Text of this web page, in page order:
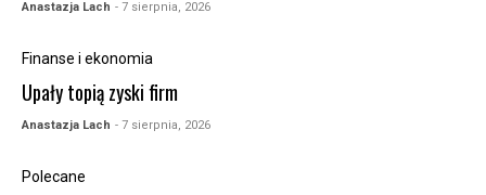
Anastazja Lach - 7 sierpnia, 2026
Finanse i ekonomia
Upały topią zyski firm
Anastazja Lach - 7 sierpnia, 2026
Polecane